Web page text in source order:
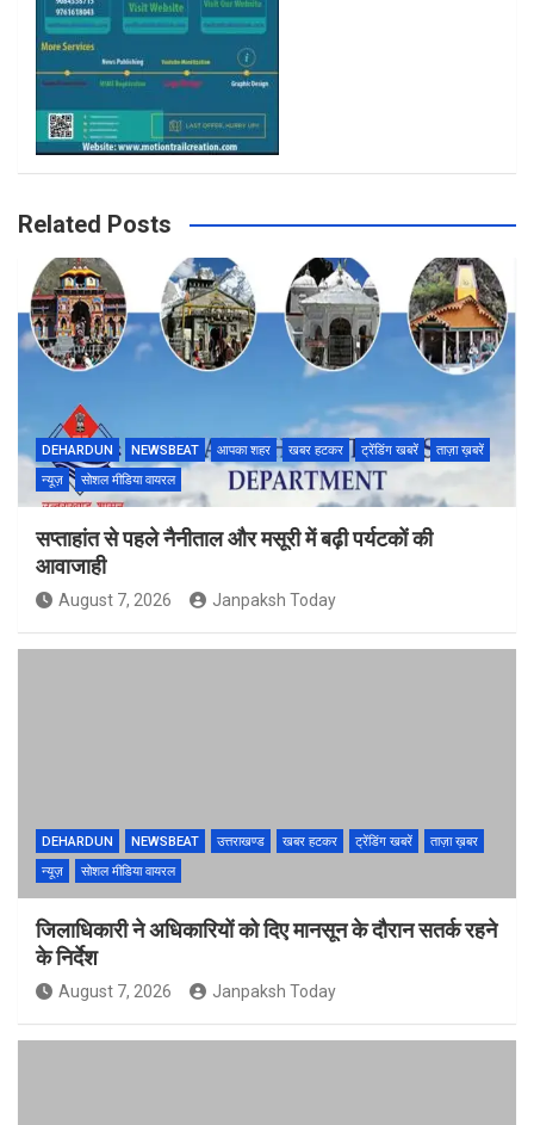
Related Posts
DEHARDUN NEWSBEAT आपका शहर खबर हटकर ट्रेंडिंग खबरें
ताज़ा ख़बरें
न्यूज़
सोशल मीडिया वायरल
सप्ताहांत से पहले नैनीताल और मसूरी में बढ़ी पर्यटकों की
आवाजाही
August 7, 2026 Janpaksh Today
DEHARDUN NEWSBEAT उत्तराखण्ड खबर हटकर ट्रेंडिंग खबरें
ताज़ा ख़बर
न्यूज़
सोशल मीडिया वायरल
जिलाधिकारी ने अधिकारियों को दिए मानसून के दौरान सतर्क रहने
के निर्देश
August 7, 2026 Janpaksh Today